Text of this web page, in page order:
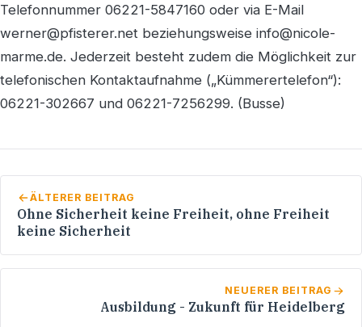
Telefonnummer 06221-5847160 oder via E-Mail
werner@pfisterer.net beziehungsweise info@nicole-
marme.de. Jederzeit besteht zudem die Möglichkeit zur
telefonischen Kontaktaufnahme („Kümmerertelefon“):
06221-302667 und 06221-7256299. (Busse)
ÄLTERER BEITRAG
Ohne Sicherheit keine Freiheit, ohne Freiheit
keine Sicherheit
NEUERER BEITRAG
Ausbildung - Zukunft für Heidelberg